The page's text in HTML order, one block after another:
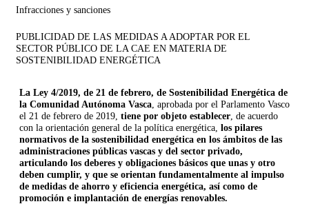
Infracciones y sanciones
PUBLICIDAD DE LAS MEDIDAS A ADOPTAR POR EL
SECTOR PÚBLICO DE LA CAE EN MATERIA DE
SOSTENIBILIDAD ENERGÉTICA
La Ley 4/2019, de 21 de febrero, de Sostenibilidad Energética de
la Comunidad Autónoma Vasca , aprobada por el Parlamento Vasco
el 21 de febrero de 2019, tiene por objeto establecer , de acuerdo
con la orientación general de la política energética, los pilares
normativos de la sostenibilidad energética en los ámbitos de las
administraciones públicas vascas y del sector privado,
articulando los deberes y obligaciones básicos que unas y otro
deben cumplir, y que se orientan fundamentalmente al impulso
de medidas de ahorro y eficiencia energética, así como de
promoción e implantación de energías renovables.